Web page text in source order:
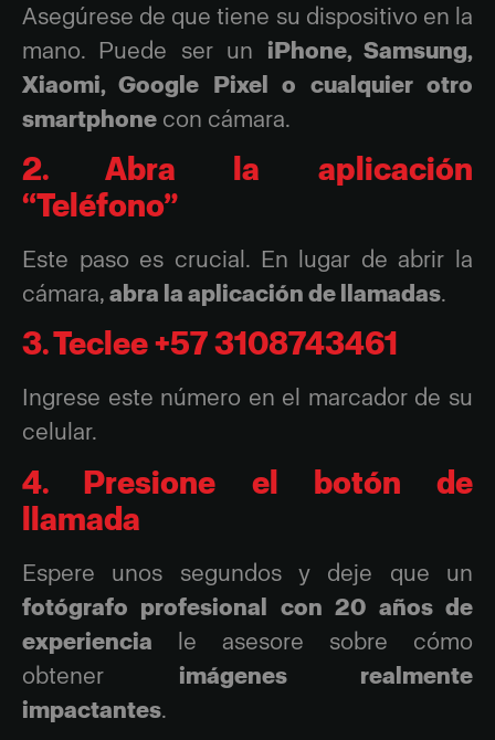
Asegúrese de que tiene su dispositivo en la
mano. Puede ser un iPhone, Samsung,
Xiaomi, Google Pixel o cualquier otro
smartphone con cámara.
2. Abra la aplicación
“Teléfono”
Este paso es crucial. En lugar de abrir la
cámara, abra la aplicación de llamadas.
3. Teclee +57 3108743461
Ingrese este número en el marcador de su
celular.
4. Presione el botón de
llamada
Espere unos segundos y deje que un
fotógrafo profesional con 20 años de
experiencia le asesore sobre cómo
obtener imágenes realmente
impactantes.